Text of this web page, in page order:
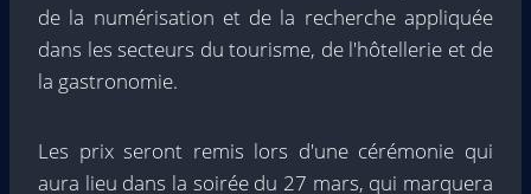
de la numérisation et de la recherche appliquée
dans les secteurs du tourisme, de l'hôtellerie et de
la gastronomie.
Les prix seront remis lors d'une cérémonie qui
aura lieu dans la soirée du 27 mars, qui marquera